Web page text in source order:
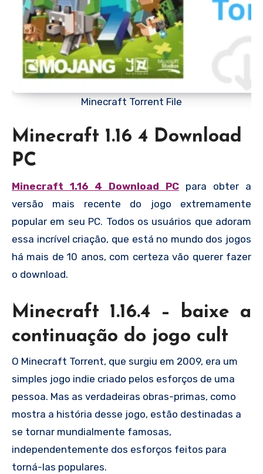
Minecraft Torrent File
Minecraft 1.16 4 Download
PC
Minecraft 1.16 4 Download PC para obter a
versão mais recente do jogo extremamente
popular em seu PC. Todos os usuários que adoram
essa incrível criação, que está no mundo dos jogos
há mais de 10 anos, com certeza vão querer fazer
o download.
Minecraft 1.16.4 – baixe a
continuação do jogo cult
O Minecraft Torrent, que surgiu em 2009, era um
simples jogo indie criado pelos esforços de uma
pessoa. Mas as verdadeiras obras-primas, como
mostra a história desse jogo, estão destinadas a
se tornar mundialmente famosas,
independentemente dos esforços feitos para
torná-las populares.